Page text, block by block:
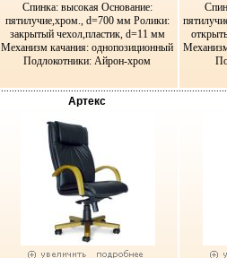
Спинка: высокая Основание:
пятилучие,хром., d=700 мм Ролики:
закрытый чехол,пластик, d=11 мм
Механизм качания: однопозиционный
Подлокотники: Айрон-хром
Артекс